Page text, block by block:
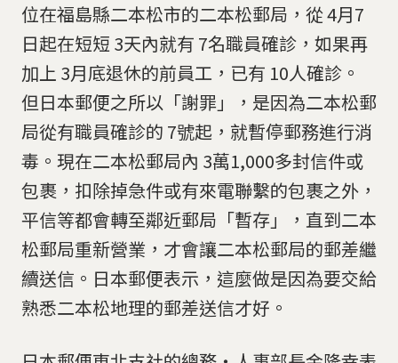
位在福島縣二本松市的二本松郵局，從 4月7
日起在短短 3天內就有 7名職員確診，如果再
加上 3月底退休的前員工，已有 10人確診。
但日本郵便之所以「謝罪」，是因為二本松郵
局從有職員確診的 7號起，就暫停郵務進行消
毒。現在二本松郵局內 3萬1,000多封信件或
包裹，扣除掉急件或有來電聯繫的包裹之外，
平信等都會轉至鄰近郵局「暫存」，直到二本
松郵局重新營業，才會讓二本松郵局的郵差繼
續送信。日本郵便表示，這麼做是因為要交給
熟悉二本松地理的郵差送信才好。